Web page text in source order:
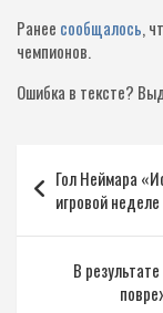
Ранее сообщалось,
чемпионов.
Ошибка в тексте?
по
записям
Гол Неймара
игровой
В